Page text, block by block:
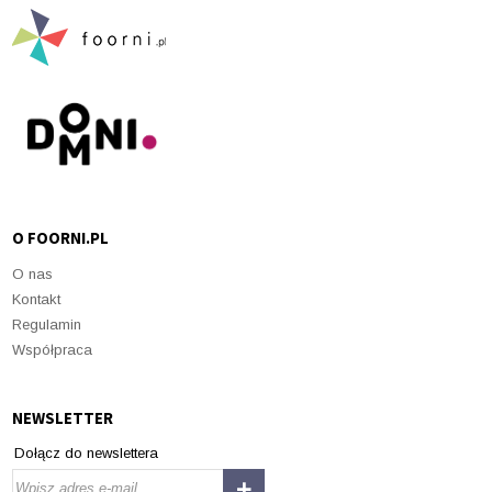
O FOORNI.PL
O nas
Kontakt
Regulamin
Współpraca
NEWSLETTER
Dołącz do newslettera